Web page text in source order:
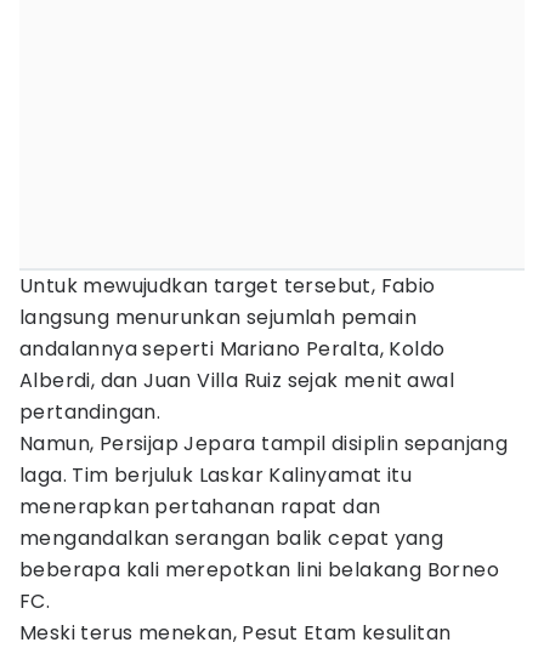
Untuk mewujudkan target tersebut, Fabio
langsung menurunkan sejumlah pemain
andalannya seperti Mariano Peralta, Koldo
Alberdi, dan Juan Villa Ruiz sejak menit awal
pertandingan.
Namun, Persijap Jepara tampil disiplin sepanjang
laga. Tim berjuluk Laskar Kalinyamat itu
menerapkan pertahanan rapat dan
mengandalkan serangan balik cepat yang
beberapa kali merepotkan lini belakang Borneo
FC.
Meski terus menekan, Pesut Etam kesulitan